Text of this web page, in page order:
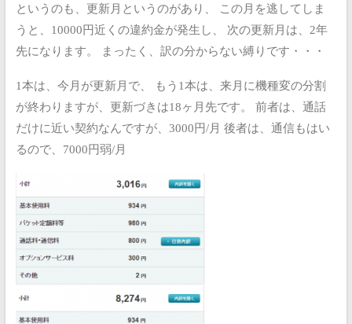
というのも、更新月というのがあり、
この月を逃してしま
うと、10000円近くの違約金が発生し、
次の更新月は、2年
先になります。
まったく、訳の分からない縛りです・・・
1本は、今月が更新月で、
もう1本は、来月に機種変の分割
が終わりますが、更新づきは18ヶ月先です。
前者は、通話
だけに近い契約なんですが、3000円/月 後者は、通信もはい
るので、7000円弱/月